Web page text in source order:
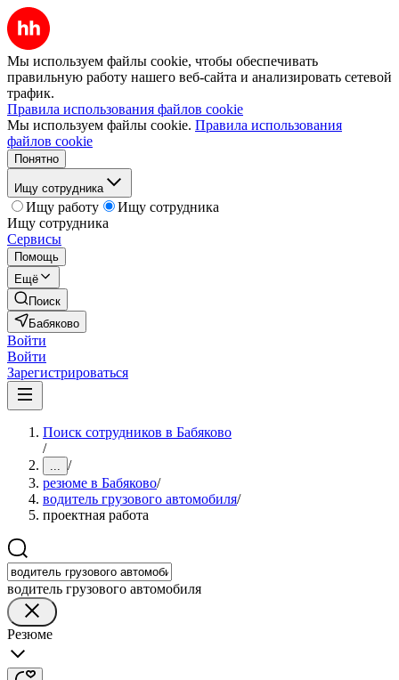
Мы используем файлы cookie, чтобы обеспечивать
правильную работу нашего веб-сайта и анализировать сетевой
трафик.
Правила использования файлов cookie
Мы используем файлы cookie. Правила использования
файлов cookie
Понятно
Ищу сотрудника
Ищу работу
Ищу сотрудника
Ищу сотрудника
Сервисы
Помощь
Ещё
Поиск
Бабяково
Войти
Войти
Зарегистрироваться
Поиск сотрудников в Бабяково
/
... /
резюме в Бабяково/
водитель грузового автомобиля/
проектная работа
водитель грузового автомобиля
Резюме